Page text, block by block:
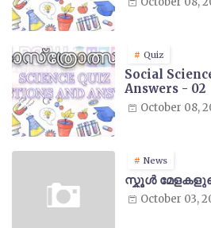
Quiz
Social
Answers - 02
October 08,
News
സ്കൂൾ
October 03,